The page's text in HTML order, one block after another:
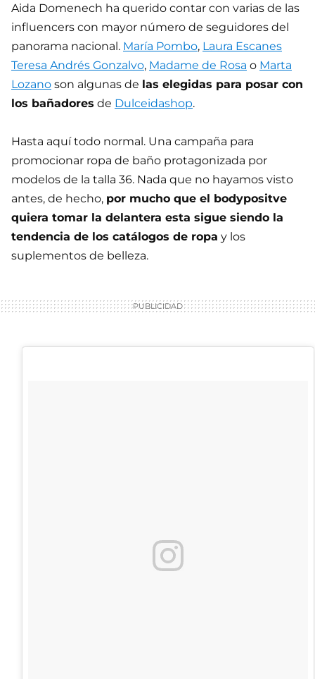
Aida Domenech ha querido contar con varias de las
influencers con mayor número de seguidores del
panorama nacional. María Pombo, Laura Escanes
Teresa Andrés Gonzalvo, Madame de Rosa o Marta
Lozano son algunas de las elegidas para posar con
los bañadores de Dulceidashop.
Hasta aquí todo normal. Una campaña para
promocionar ropa de baño protagonizada por
modelos de la talla 36. Nada que no hayamos visto
antes, de hecho, por mucho que el bodypositve
quiera tomar la delantera esta sigue siendo la
tendencia de los catálogos de ropa y los
suplementos de belleza.